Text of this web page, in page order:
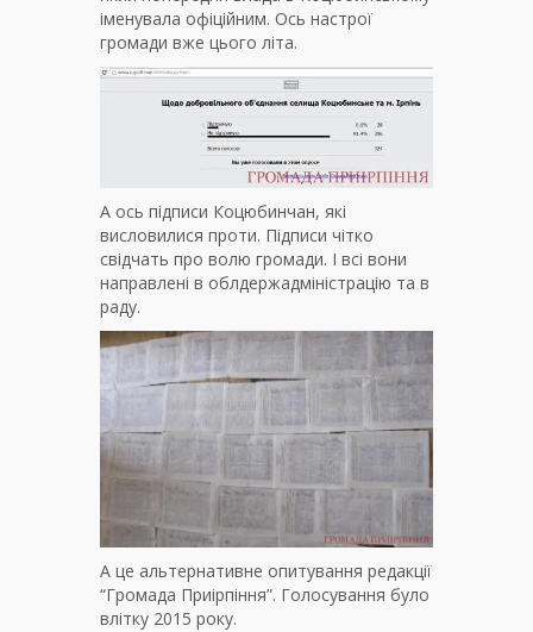
іменувала офіційним. Ось настрої
громади вже цього літа.
А ось підписи Коцюбинчан, які
висловилися проти. Підписи чітко
свідчать про волю громади. І всі вони
направлені в облдержадміністрацію та в
раду.
А це альтернативне опитування редакції
“Громада Приірпіння”. Голосування було
влітку 2015 року.